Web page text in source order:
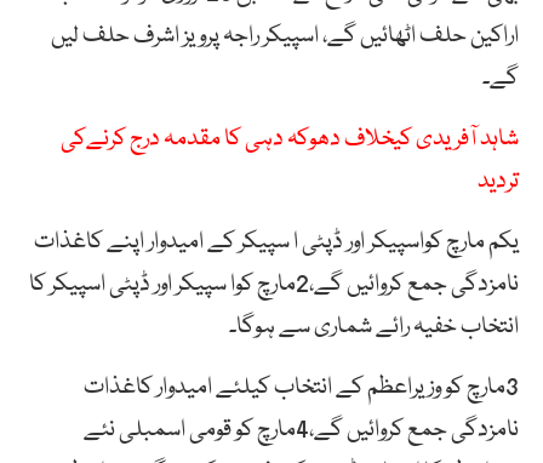
اراکین حلف اٹھائیں گے، اسپیکر راجہ پرویز اشرف حلف لیں
گے۔
شاہد آفریدی کیخلاف دھوکہ دہی کا مقدمہ درج کرنےکی
تردید
یکم مارچ کواسپیکر اور ڈپٹی ا سپیکر کے امیدوار اپنے کاغذات
نامزدگی جمع کروائیں گے،2مارچ کوا سپیکر اور ڈپٹی اسپیکر کا
انتخاب خفیہ رائے شماری سے ہوگا۔
3مارچ کو وزیراعظم کے انتخاب کیلئے امیدوار کاغذات
نامزدگی جمع کروائیں گے،4مارچ کو قومی اسمبلی نئے